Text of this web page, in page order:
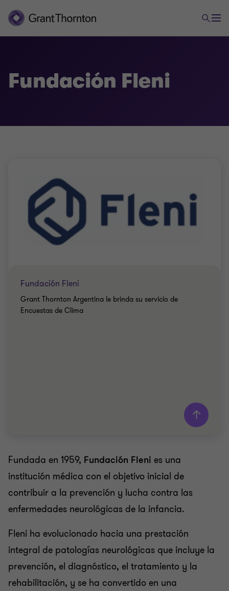
Fundación Fleni
Fundación Fleni
Grant Thornton Argentina le brinda su servicio de
Encuestas de Clima
Grant Thornton team
Socia de Advisory Services
ADVISORY, HUMAN CAPITAL
Fundada en 1959, Fundación Fleni es una
institución médica con el objetivo inicial de
contribuir a la prevención y lucha contra las
enfermedades neurológicas de la infancia.
Fleni ha evolucionado hacia una prestación
integral de patologías neurológicas que incluye la
prevención, el diagnóstico, el tratamiento y la
rehabilitación, y se ha convertido en una